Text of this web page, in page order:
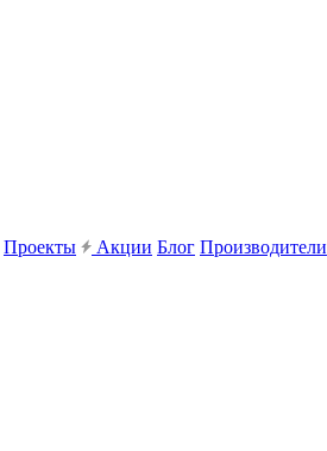
Проекты Акции Блог Производители